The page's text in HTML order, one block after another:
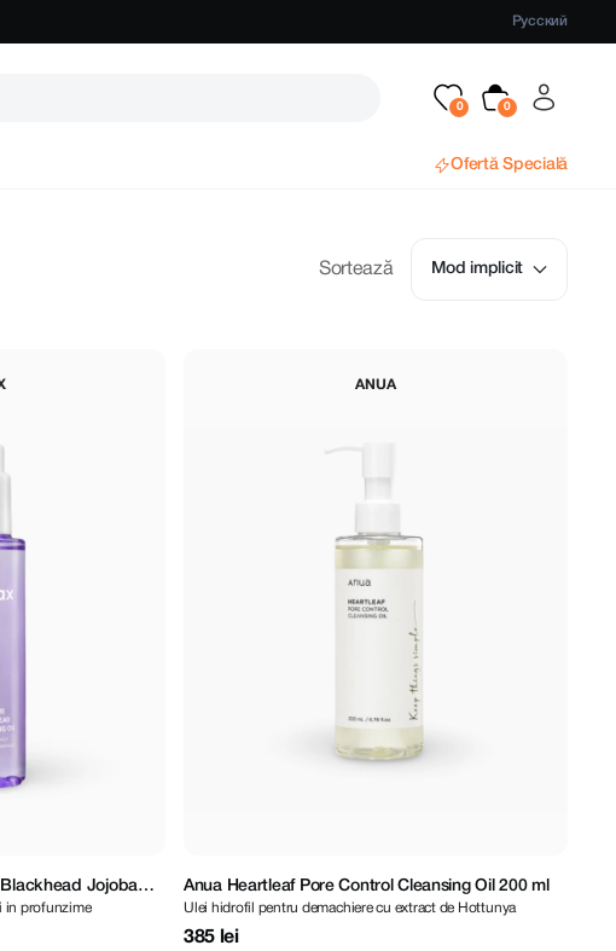
Русский
Ofertă Specială
Sortează Mod implicit
Jojoba
in profunzime
ANUA
Anua Heartleaf Pore Control Cleansing Oil 200 ml
Ulei hidrofil pentru demachiere cu extract de Hottunya
385 lei